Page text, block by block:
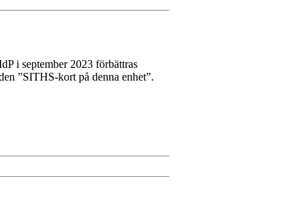
i september 2023 förbättras
”SITHS-kort på denna enhet”.